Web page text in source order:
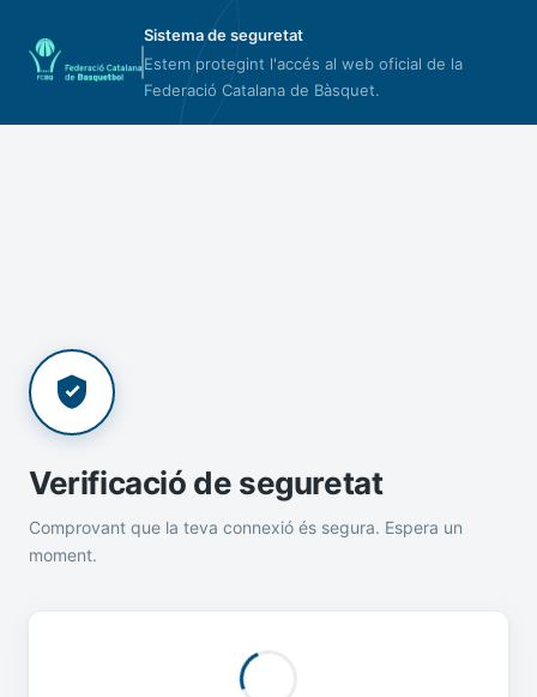
Sistema de seguretat
Estem protegint l'accés al web oficial de la
Federació Catalana de Bàsquet.
Verificació de seguretat
Comprovant que la teva connexió és segura. Espera un
moment.